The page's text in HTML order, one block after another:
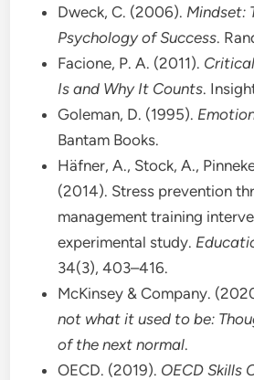
Dweck, C. (2006). Mindset:
Psychology of Success.
Facione, P. A. (2011).
Is and Why It Counts.
Goleman, D. (1995).
Bantam Books.
Häfner, A., Stock, A.,
(2014). Stress prevention
management training
experimental study.
34(3), 403–416.
McKinsey & Company.
not what it used to be:
of the next normal.
OECD. (2019). OECD Skills